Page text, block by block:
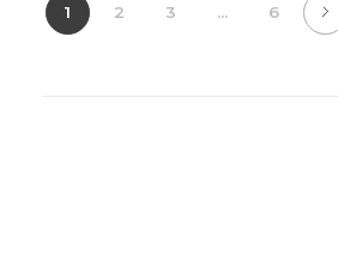
1 2 3 ... 6